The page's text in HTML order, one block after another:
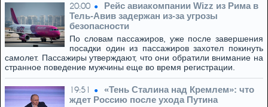
20:00
Рейс авиакомпании Wizz из Рима в
Тель-Авив задержан из-за угрозы
безопасности
По словам пассажиров, уже после завершения
посадки один из пассажиров захотел покинуть
самолет. Пассажиры утверждают, что они обратили внимание на
странное поведение мужчины еще во время регистрации.
19:51
«Тень Сталина над Кремлем»: что
ждет Россию после ухода Путина